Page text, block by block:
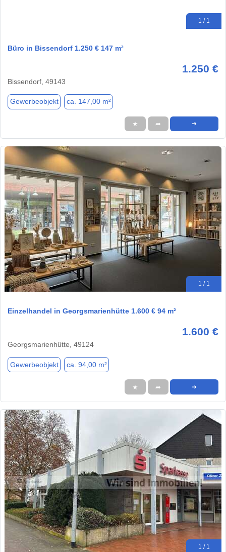
1 / 1
Büro in Bissendorf 1.250 € 147 m²
1.250 €
Bissendorf, 49143
Gewerbeobjekt ca. 147,00 m²
★ ➦ ➜
1 / 1
Einzelhandel in Georgsmarienhütte 1.600 € 94 m²
1.600 €
Georgsmarienhütte, 49124
Gewerbeobjekt ca. 94,00 m²
★ ➦ ➜
1 / 1